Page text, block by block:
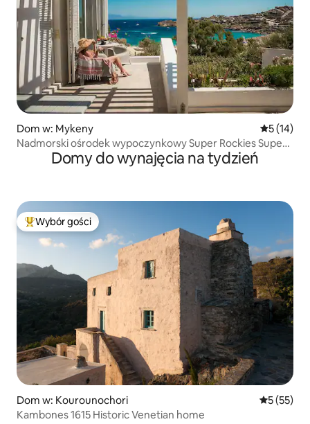
Dom w: Mykeny Średnia
5 (14)
Nadmorski ośrodek wypoczynkowy Super Rockies Super
Rock RetreatDomy do wynajęcia na tydzień
Najpopularniejsze z kategorii Wybór gości
Wybór gości
Dom w: Kourounochori Średnia
5 (55)
Kambones 1615 Ηistoric Venetian home